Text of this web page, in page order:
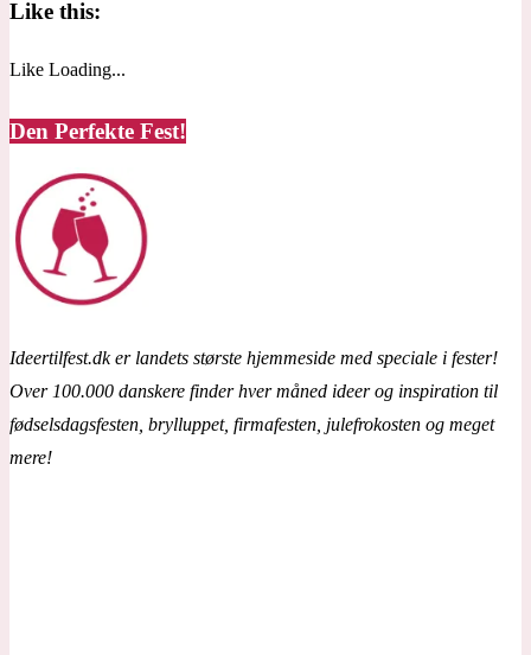
Like this:
Like Loading...
Den Perfekte Fest!
Ideertilfest.dk er landets største hjemmeside med speciale i fester!
Over 100.000 danskere finder hver måned ideer og inspiration til
fødselsdagsfesten, brylluppet, firmafesten, julefrokosten og meget
mere!